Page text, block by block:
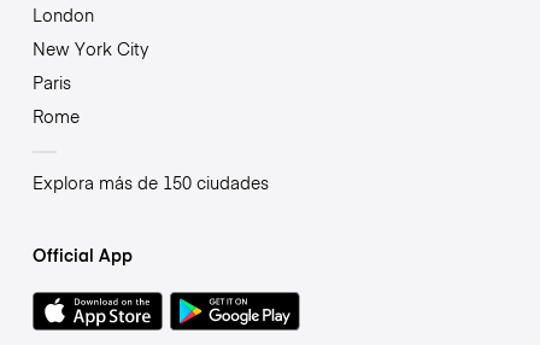
London
New York City
Paris
Rome
Explora más de 150 ciudades
Official App